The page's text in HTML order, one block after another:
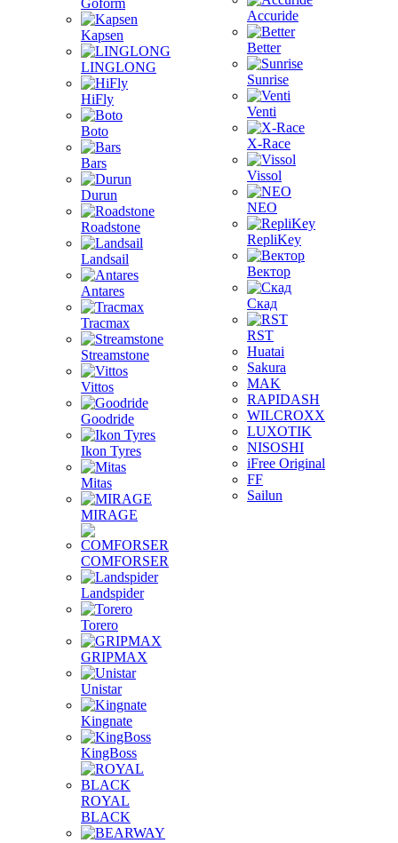
Goform
Kapsen
LINGLONG
HiFly
Boto
Bars
Durun
Roadstone
Landsail
Antares
Tracmax
Streamstone
Vittos
Goodride
Ikon Tyres
Mitas
MIRAGE
COMFORSER
Landspider
Torero
GRIPMAX
Unistar
Kingnate
KingBoss
ROYAL
BLACK
Accuride
Better
Sunrise
Venti
X-Race
Vissol
NEO
RepliKey
Вектор
Скад
RST
Huatai
Sakura
MAK
RAPIDASH
WILCROXX
LUXOTIK
NISOSHI
iFree Original
FF
Sailun